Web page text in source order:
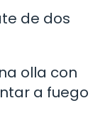
de dos
olla con
a fuego